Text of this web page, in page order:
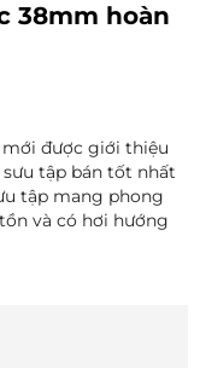
38mm hoàn
được giới thiệu
sưu tập bán tốt nhất
tập mang phong
và có hơi hướng